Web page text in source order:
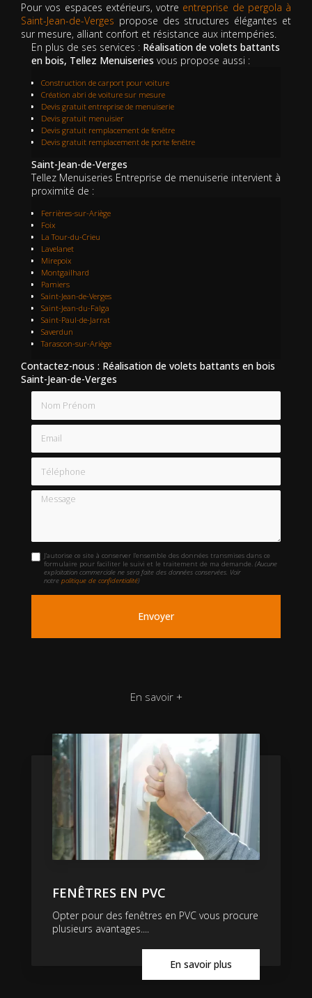
Pour vos espaces extérieurs, votre entreprise de pergola à
Saint-Jean-de-Verges propose des structures élégantes et
sur mesure, alliant confort et résistance aux intempéries.
En plus de ses services : Réalisation de volets battants
en bois, Tellez Menuiseries vous propose aussi :
Construction de carport pour voiture
Création abri de voiture sur mesure
Devis gratuit entreprise de menuiserie
Devis gratuit menuisier
Devis gratuit remplacement de fenêtre
Devis gratuit remplacement de porte fenêtre
Saint-Jean-de-Verges
Tellez Menuiseries Entreprise de menuiserie intervient à
proximité de :
Ferrières-sur-Ariège
Foix
La Tour-du-Crieu
Lavelanet
Mirepoix
Montgailhard
Pamiers
Saint-Jean-de-Verges
Saint-Jean-du-Falga
Saint-Paul-de-Jarrat
Saverdun
Tarascon-sur-Ariège
Contactez-nous : Réalisation de volets battants en bois
Saint-Jean-de-Verges
Email
Téléphone
Message
J'autorise ce site à conserver l'ensemble des données transmises dans ce
formulaire pour faciliter le suivi et le traitement de ma demande.(Aucune
exploitation commerciale ne sera faite des données conservées. Voir
notrepolitique de confidentialité)
En savoir +
FENÊTRES EN PVC
Opter pour des fenêtres en PVC vous procure
plusieurs avantages....
En savoir plus